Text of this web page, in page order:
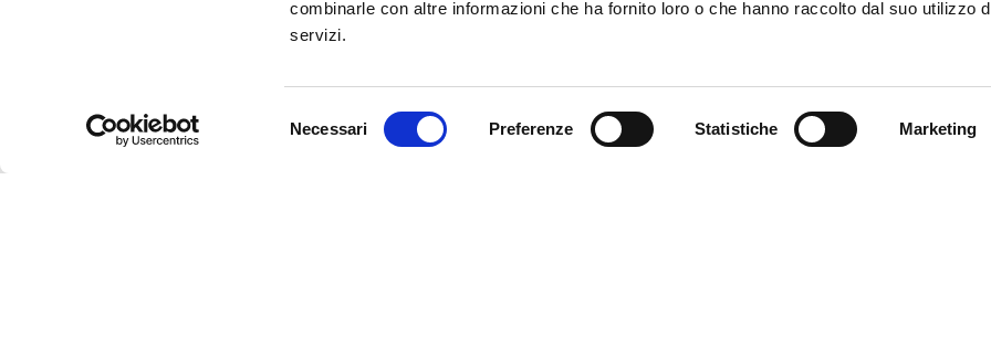
combinarle con altre informazioni che ha fornito loro o che hanno raccolto dal suo utilizzo
servizi.
Necessari Preferenze Statistiche Marketing
Informazioni e iscrizioni presso il comune di Reggio Emilia
Uff. trasporti scolastici TIL:
E-mail:iscrizioni@til.it
© Copyright 2019 Trasporti Integrati e Logistica s.r.l. – P.IVA: 01808020356. Ottimizzazione